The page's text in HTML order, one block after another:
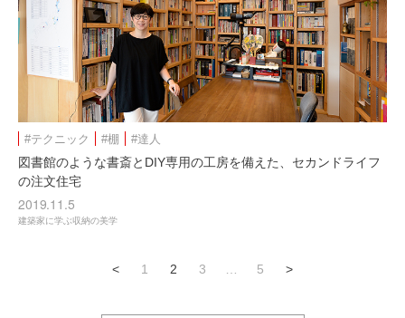
#テクニック #棚 #達人
図書館のような書斎とDIY専用の工房を備えた、セカンドライフ
の注文住宅
2019.11.5
建築家に学ぶ収納の美学
< 1 2 3 … 5 >